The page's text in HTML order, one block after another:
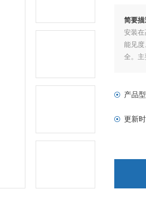
简要
安装在
能见
全。
产品型
更新时